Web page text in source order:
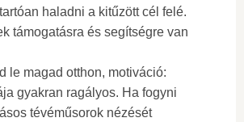
haladni a kitűzött cél felé.
támogatásra és segítségre van
le magad otthon, motiváció:
gyakran ragályos. Ha fogyni
tévéműsorok nézését